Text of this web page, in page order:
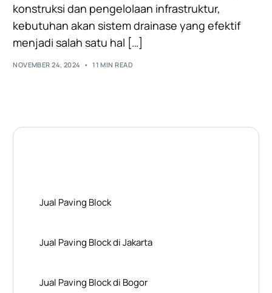
konstruksi dan pengelolaan infrastruktur,
kebutuhan akan sistem drainase yang efektif
menjadi salah satu hal […]
NOVEMBER 24, 2024 11 MIN READ
Jual Paving Block
Jual Paving Block di Jakarta
Jual Paving Block di Bogor